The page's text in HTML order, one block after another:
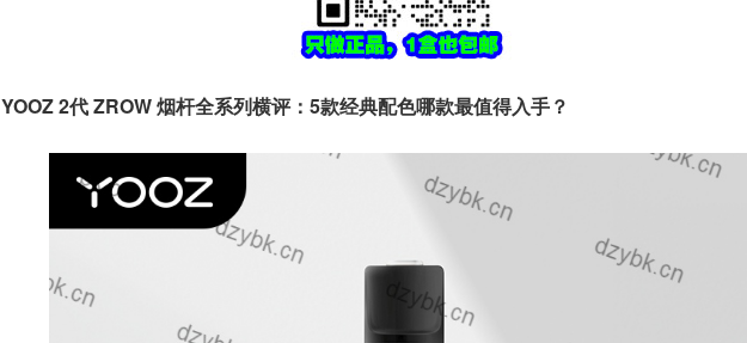
YOOZ 2代 ZROW 烟杆全系列横评：5款经典配色哪款最值得入手？